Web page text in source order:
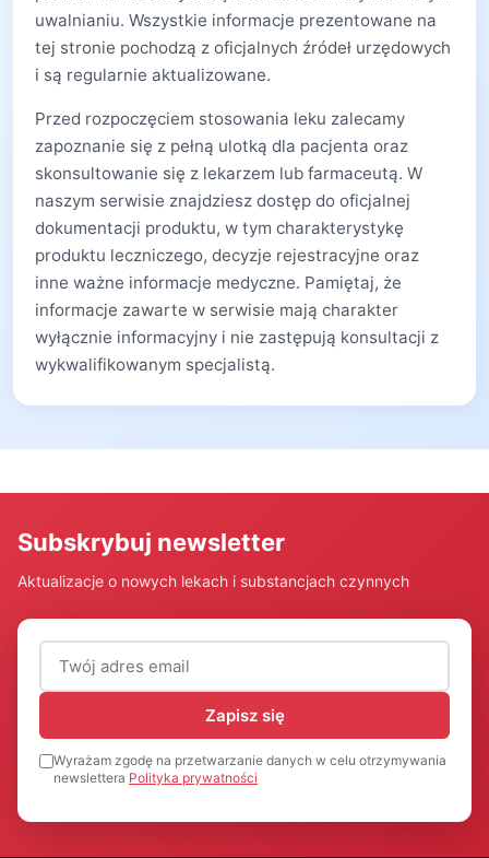
uwalnianiu. Wszystkie informacje prezentowane na
tej stronie pochodzą z oficjalnych źródeł urzędowych
i są regularnie aktualizowane.
Przed rozpoczęciem stosowania leku zalecamy
zapoznanie się z pełną ulotką dla pacjenta oraz
skonsultowanie się z lekarzem lub farmaceutą. W
naszym serwisie znajdziesz dostęp do oficjalnej
dokumentacji produktu, w tym charakterystykę
produktu leczniczego, decyzje rejestracyjne oraz
inne ważne informacje medyczne. Pamiętaj, że
informacje zawarte w serwisie mają charakter
wyłącznie informacyjny i nie zastępują konsultacji z
wykwalifikowanym specjalistą.
Subskrybuj newsletter
Aktualizacje o nowych lekach i substancjach czynnych
Adres email (wymagany)
Zapisz się
Wyrażam zgodę na przetwarzanie danych w celu otrzymywania
newslettera Polityka prywatności